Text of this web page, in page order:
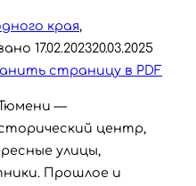
края,
17.02.202320.03.2025
страницу в PDF
—
центр,
улицы,
Прошлое и